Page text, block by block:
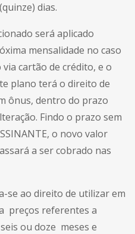
dias.
será aplicado
mensalidade no caso
cartão de crédito, e o
plano terá o direito de
ônus, dentro do prazo
Findo o prazo sem
o novo valor
a ser cobrado nas
se ao direito de utilizar em
preços referentes a
ou doze meses e